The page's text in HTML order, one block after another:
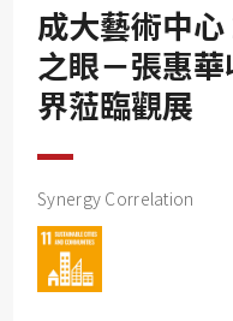
成大藝術中
之眼－張惠
界蒞臨觀展
Synergy Correlation